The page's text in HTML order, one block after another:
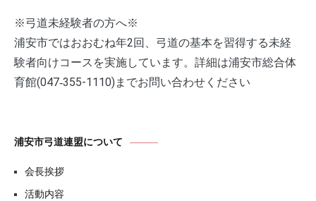
※弓道未経験者の方へ※
浦安市ではおおむね年2回、弓道の基本を習得する未経
験者向けコースを実施しています。詳細は浦安市総合体
育館(047‐355-1110)までお問い合わせください
浦安市弓道連盟について
会長挨拶
活動内容